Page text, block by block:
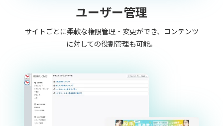
ユーザー管理
サイトごとに柔軟な権限管理・変更ができ、コンテンツ
に対しての役割管理も可能。